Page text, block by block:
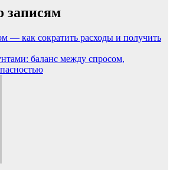
записям
— как сократить расходы и получить
баланс между спросом,